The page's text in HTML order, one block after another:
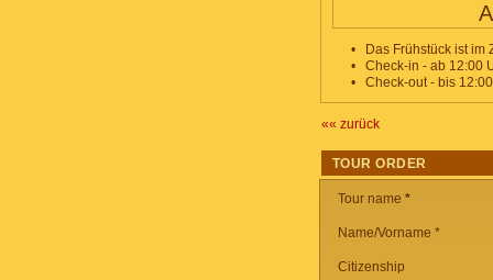
•
Das Frühstück ist im
•
Check-in - ab 12:00
•
Check-out - bis
«« zurück
TOUR ORDER
Tour name *
Name/Vorname *
Citizenship